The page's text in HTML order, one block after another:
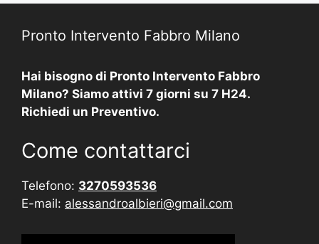
Pronto Intervento Fabbro Milano
Hai bisogno di Pronto Intervento Fabbro
Milano? Siamo attivi 7 giorni su 7 H24.
Richiedi un Preventivo.
Come contattarci
Telefono: 3270593536
E-mail: alessandroalbieri@gmail.com